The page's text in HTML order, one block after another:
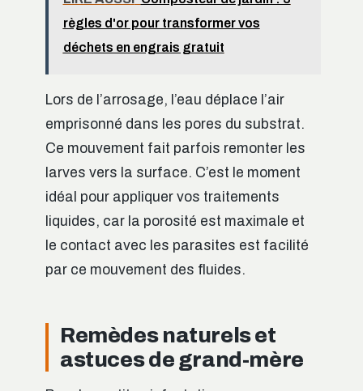
règles d'or pour transformer vos
déchets en engrais gratuit
Lors de l’arrosage, l’eau déplace l’air
emprisonné dans les pores du substrat.
Ce mouvement fait parfois remonter les
larves vers la surface. C’est le moment
idéal pour appliquer vos traitements
liquides, car la porosité est maximale et
le contact avec les parasites est facilité
par ce mouvement des fluides.
Remèdes naturels et
astuces de grand-mère